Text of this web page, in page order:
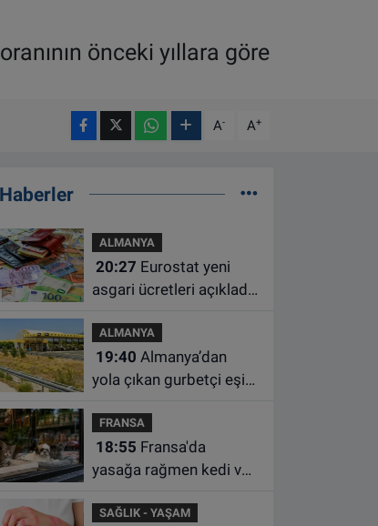
önceki yıllara göre
A- A+
ALMANYA
20:27
asgari ücretleri açıkladı:
sıraya yükseldi
ALMANYA
19:40
yola çıkan gurbetçi eşini
istasyonunda unuttu
FRANSA
18:55
yasağa rağmen kedi ve
shoplara hayvan başına
SAĞLIK - YAŞAM